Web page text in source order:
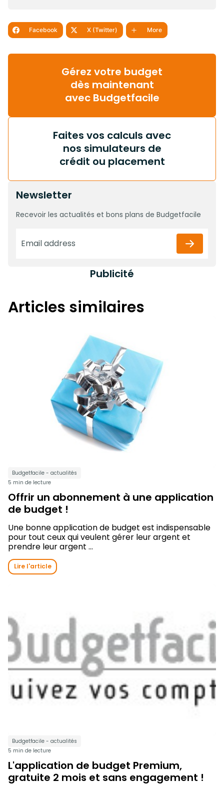
Facebook X (Twitter) More
Gérez votre budget
dès maintenant
avec Budgetfacile
Faites vos calculs avec
nos simulateurs de
crédit ou placement
Newsletter
Recevoir les actualités et bons plans de Budgetfacile
Publicité
Articles similaires
Budgetfacile - actualités
5 min de lecture
Offrir un abonnement à une application
de budget !
Une bonne application de budget est indispensable
pour tout ceux qui veulent gérer leur argent et
prendre leur argent ...
Lire l'article
Budgetfacile - actualités
5 min de lecture
L'application de budget Premium,
gratuite 2 mois et sans engagement !